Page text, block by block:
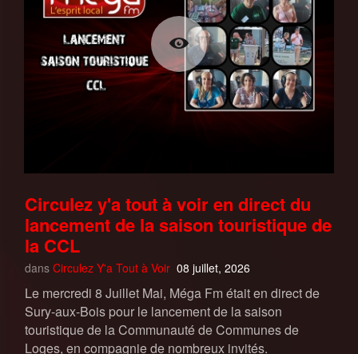
Circulez y'a tout à voir en direct du
lancement de la saison touristique de
la CCL
dans Circulez Y'a Tout à Voir 08 juillet, 2026
Le mercredi 8 Juillet Mai, Méga Fm était en direct de
Sury-aux-Bois pour le lancement de la saison
touristique de la Communauté de Communes de
Loges, en compagnie de nombreux invités.